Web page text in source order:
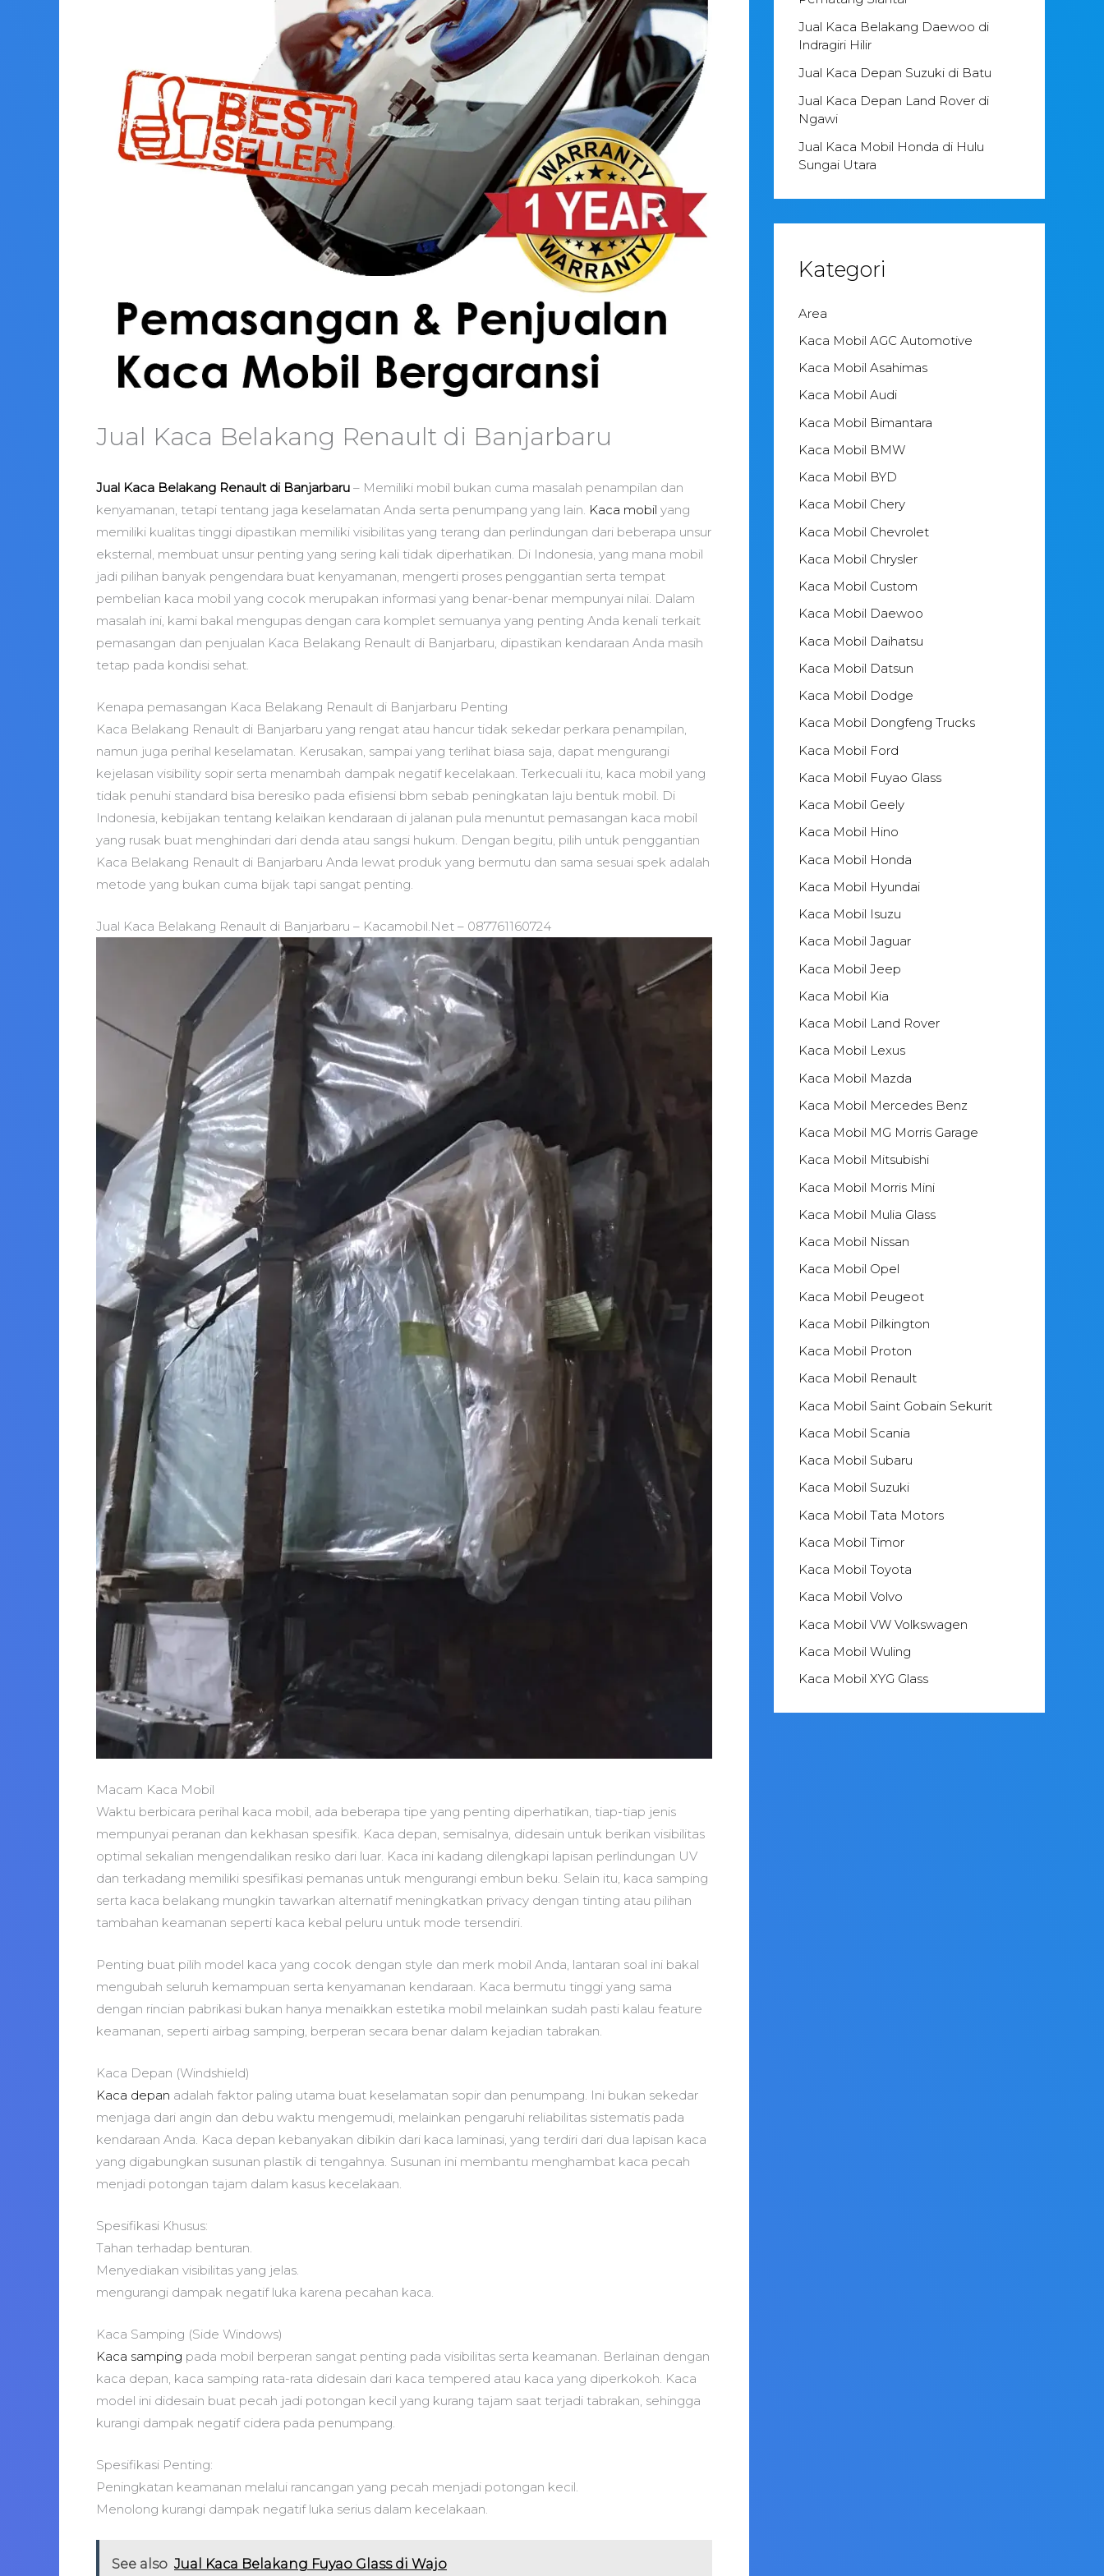
Jual Kaca Belakang Renault di Banjarbaru
Jual Kaca Belakang Renault di Banjarbaru – Memiliki mobil bukan cuma masalah penampilan dan
kenyamanan, tetapi tentang jaga keselamatan Anda serta penumpang yang lain. Kaca mobil yang
memiliki kualitas tinggi dipastikan memiliki visibilitas yang terang dan perlindungan dari beberapa unsur
eksternal, membuat unsur penting yang sering kali tidak diperhatikan. Di Indonesia, yang mana mobil
jadi pilihan banyak pengendara buat kenyamanan, mengerti proses penggantian serta tempat
pembelian kaca mobil yang cocok merupakan informasi yang benar-benar mempunyai nilai. Dalam
masalah ini, kami bakal mengupas dengan cara komplet semuanya yang penting Anda kenali terkait
pemasangan dan penjualan Kaca Belakang Renault di Banjarbaru, dipastikan kendaraan Anda masih
tetap pada kondisi sehat.
Kenapa pemasangan Kaca Belakang Renault di Banjarbaru Penting
Kaca Belakang Renault di Banjarbaru yang rengat atau hancur tidak sekedar perkara penampilan,
namun juga perihal keselamatan. Kerusakan, sampai yang terlihat biasa saja, dapat mengurangi
kejelasan visibility sopir serta menambah dampak negatif kecelakaan. Terkecuali itu, kaca mobil yang
tidak penuhi standard bisa beresiko pada efisiensi bbm sebab peningkatan laju bentuk mobil. Di
Indonesia, kebijakan tentang kelaikan kendaraan di jalanan pula menuntut pemasangan kaca mobil
yang rusak buat menghindari dari denda atau sangsi hukum. Dengan begitu, pilih untuk penggantian
Kaca Belakang Renault di Banjarbaru Anda lewat produk yang bermutu dan sama sesuai spek adalah
metode yang bukan cuma bijak tapi sangat penting.
Jual Kaca Belakang Renault di Banjarbaru – Kacamobil.Net – 087761160724
Macam Kaca Mobil
Waktu berbicara perihal kaca mobil, ada beberapa tipe yang penting diperhatikan, tiap-tiap jenis
mempunyai peranan dan kekhasan spesifik. Kaca depan, semisalnya, didesain untuk berikan visibilitas
optimal sekalian mengendalikan resiko dari luar. Kaca ini kadang dilengkapi lapisan perlindungan UV
dan terkadang memiliki spesifikasi pemanas untuk mengurangi embun beku. Selain itu, kaca samping
serta kaca belakang mungkin tawarkan alternatif meningkatkan privacy dengan tinting atau pilihan
tambahan keamanan seperti kaca kebal peluru untuk mode tersendiri.
Penting buat pilih model kaca yang cocok dengan style dan merk mobil Anda, lantaran soal ini bakal
mengubah seluruh kemampuan serta kenyamanan kendaraan. Kaca bermutu tinggi yang sama
dengan rincian pabrikasi bukan hanya menaikkan estetika mobil melainkan sudah pasti kalau feature
keamanan, seperti airbag samping, berperan secara benar dalam kejadian tabrakan.
Kaca Depan (Windshield)
Kaca depan adalah faktor paling utama buat keselamatan sopir dan penumpang. Ini bukan sekedar
menjaga dari angin dan debu waktu mengemudi, melainkan pengaruhi reliabilitas sistematis pada
kendaraan Anda. Kaca depan kebanyakan dibikin dari kaca laminasi, yang terdiri dari dua lapisan kaca
yang digabungkan susunan plastik di tengahnya. Susunan ini membantu menghambat kaca pecah
menjadi potongan tajam dalam kasus kecelakaan.
Spesifikasi Khusus:
Tahan terhadap benturan.
Menyediakan visibilitas yang jelas.
mengurangi dampak negatif luka karena pecahan kaca.
Kaca Samping (Side Windows)
Kaca samping pada mobil berperan sangat penting pada visibilitas serta keamanan. Berlainan dengan
kaca depan, kaca samping rata-rata didesain dari kaca tempered atau kaca yang diperkokoh. Kaca
model ini didesain buat pecah jadi potongan kecil yang kurang tajam saat terjadi tabrakan, sehingga
kurangi dampak negatif cidera pada penumpang.
Spesifikasi Penting:
Peningkatan keamanan melalui rancangan yang pecah menjadi potongan kecil.
Menolong kurangi dampak negatif luka serius dalam kecelakaan.
See also Jual Kaca Belakang Fuyao Glass di Wajo
Jual Kaca Belakang Daewoo di
Indragiri Hilir
Jual Kaca Depan Suzuki di Batu
Jual Kaca Depan Land Rover di
Ngawi
Jual Kaca Mobil Honda di Hulu
Sungai Utara
Kategori
Area
Kaca Mobil AGC Automotive
Kaca Mobil Asahimas
Kaca Mobil Audi
Kaca Mobil Bimantara
Kaca Mobil BMW
Kaca Mobil BYD
Kaca Mobil Chery
Kaca Mobil Chevrolet
Kaca Mobil Chrysler
Kaca Mobil Custom
Kaca Mobil Daewoo
Kaca Mobil Daihatsu
Kaca Mobil Datsun
Kaca Mobil Dodge
Kaca Mobil Dongfeng Trucks
Kaca Mobil Ford
Kaca Mobil Fuyao Glass
Kaca Mobil Geely
Kaca Mobil Hino
Kaca Mobil Honda
Kaca Mobil Hyundai
Kaca Mobil Isuzu
Kaca Mobil Jaguar
Kaca Mobil Jeep
Kaca Mobil Kia
Kaca Mobil Land Rover
Kaca Mobil Lexus
Kaca Mobil Mazda
Kaca Mobil Mercedes Benz
Kaca Mobil MG Morris Garage
Kaca Mobil Mitsubishi
Kaca Mobil Morris Mini
Kaca Mobil Mulia Glass
Kaca Mobil Nissan
Kaca Mobil Opel
Kaca Mobil Peugeot
Kaca Mobil Pilkington
Kaca Mobil Proton
Kaca Mobil Renault
Kaca Mobil Saint Gobain Sekurit
Kaca Mobil Scania
Kaca Mobil Subaru
Kaca Mobil Suzuki
Kaca Mobil Tata Motors
Kaca Mobil Timor
Kaca Mobil Toyota
Kaca Mobil Volvo
Kaca Mobil VW Volkswagen
Kaca Mobil Wuling
Kaca Mobil XYG Glass